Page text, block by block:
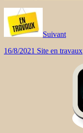
Suivant
16/8/2021 Site en travaux